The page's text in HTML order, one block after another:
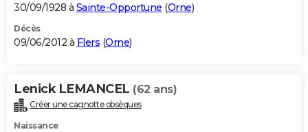
30/09/1928 à Sainte-Opportune (Orne)
Décès
09/06/2012 à Flers (Orne)
Lenick LEMANCEL (62 ans)
Créer une cagnotte obsèques
Naissance